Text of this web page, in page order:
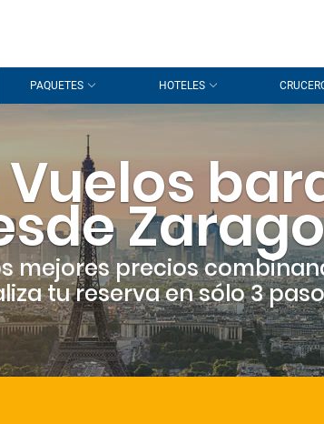
PAQUETES HOTELES
mejores precios
tu reserva en sólo 3